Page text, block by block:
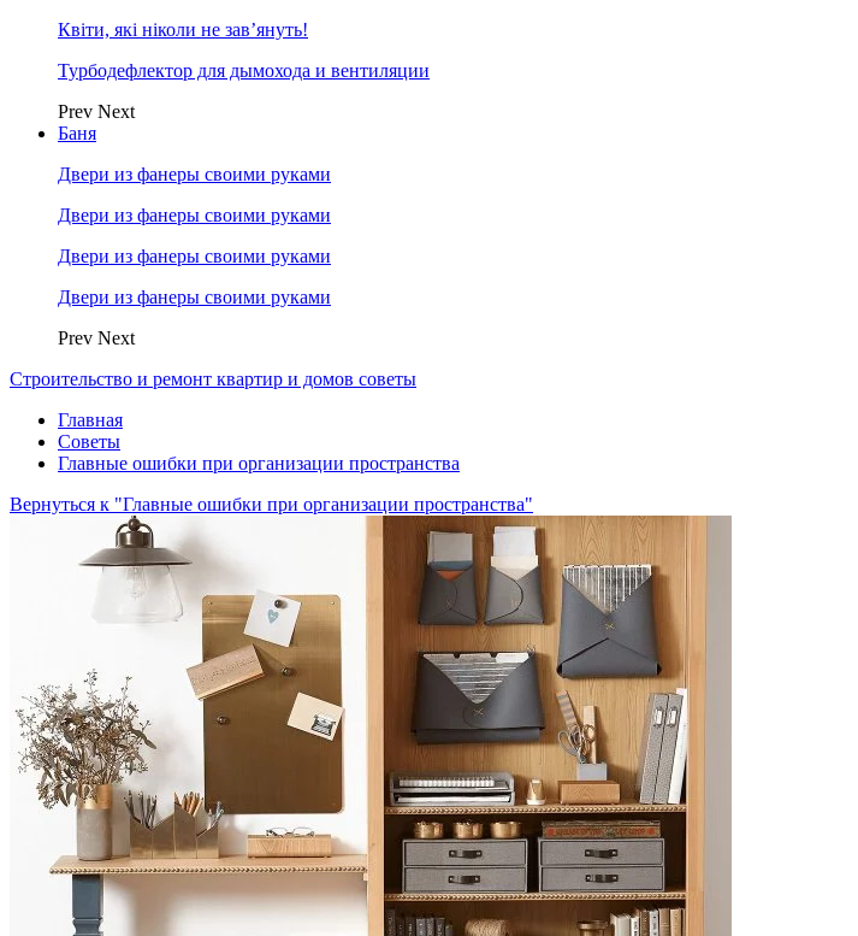
Квіти, які ніколи не зав’януть!
Турбодефлектор для дымохода и вентиляции
Prev Next
Баня
Двери из фанеры своими руками
Двери из фанеры своими руками
Двери из фанеры своими руками
Двери из фанеры своими руками
Prev Next
Строительство и ремонт квартир и домов советы
Главная
Советы
Главные ошибки при организации пространства
Вернуться к "Главные ошибки при организации пространства"